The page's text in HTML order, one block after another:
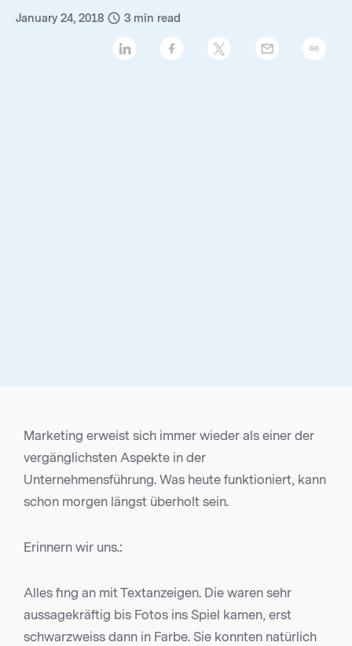
January 24, 2018 3 min read
Marketing erweist sich immer wieder als einer der
vergänglichsten Aspekte in der
Unternehmensführung. Was heute funktioniert, kann
schon morgen längst überholt sein.
Erinnern wir uns.:
Alles fing an mit Textanzeigen. Die waren sehr
aussagekräftig bis Fotos ins Spiel kamen, erst
schwarzweiss dann in Farbe. Sie konnten natürlich